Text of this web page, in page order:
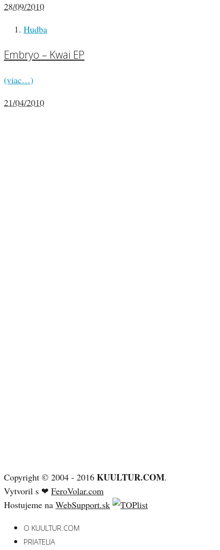
28/09/2010
Hudba
Embryo – Kwai EP
(viac…)
21/04/2010
Copyright © 2004 - 2016 KUULTUR.COM.
Vytvoril s ❤ FeroVolar.com
Hostujeme na WebSupport.sk
O KUULTUR.COM
PRIATELIA